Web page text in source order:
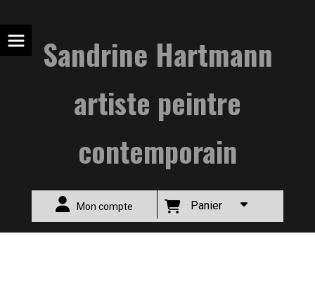
Sandrine Hartmann
artiste peintre
contemporain
Mon compte Panier